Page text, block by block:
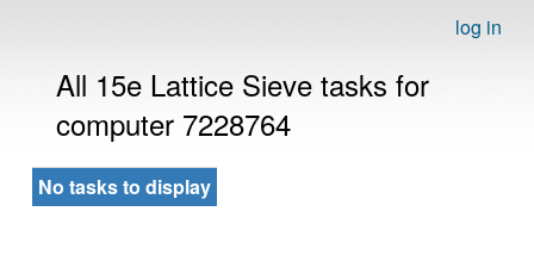
log in
All 15e Lattice Sieve tasks for
computer 7228764
No tasks to display